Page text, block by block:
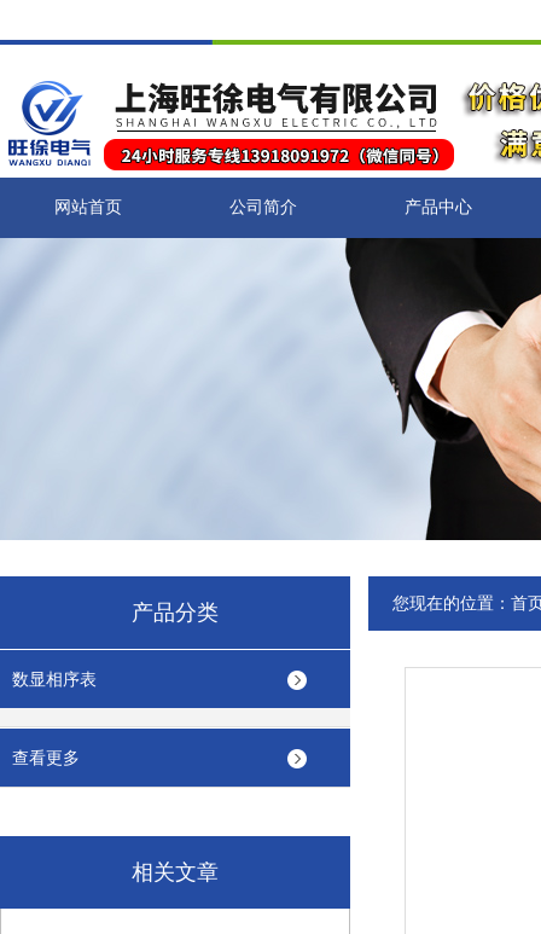
网站首页 公司简介 产品中心
产品分类
数显相序表
查看更多
相关文章
您现在的位置： 首